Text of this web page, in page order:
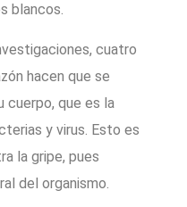
blancos.
cuatro
hacen que se
cuerpo, que es la
y virus. Esto es
la gripe, pues
del organismo.